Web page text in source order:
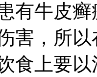
有牛皮
害，所
食上要